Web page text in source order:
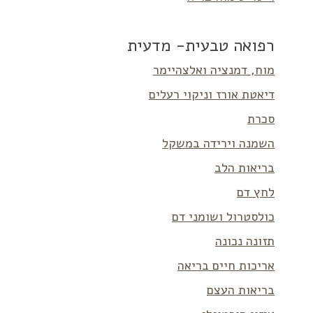
רפואה טבעית- מדעית
מוח, דמנציה ואלצהיימר
דיאטת אורז וניקוי רעלים
סכרת
השמנה וירידה במשקל
בריאות הלב
לחץ דם
כולסטרול ושומני דם
תזונה נכונה
אריכות חיים בריאה
בריאות העצם